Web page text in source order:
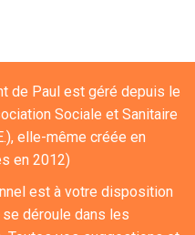
de Paul est géré depuis le
Sociale et Sanitaire
elle-même créée en
en 2012)
est à votre disposition
déroule dans les